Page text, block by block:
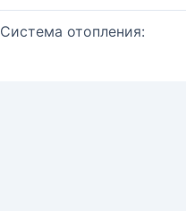
Система отопления: